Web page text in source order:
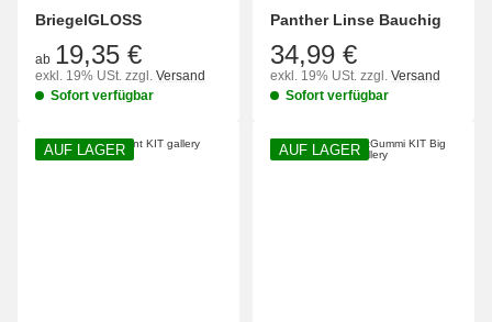
BriegelGLOSS
ab 19,35 €
exkl. 19% USt. zzgl. Versand
Sofort verfügbar
Panther Linse Bauchig
34,99 €
exkl. 19% USt. zzgl. Versand
Sofort verfügbar
AUF LAGER AUF LAGER